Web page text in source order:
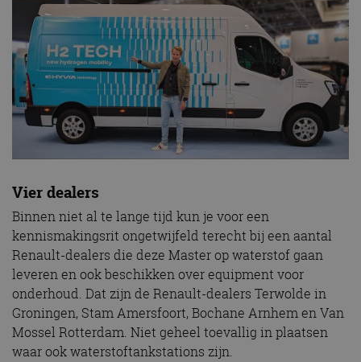
Vier dealers
Binnen niet al te lange tijd kun je voor een
kennismakingsrit ongetwijfeld terecht bij een aantal
Renault-dealers die deze Master op waterstof gaan
leveren en ook beschikken over equipment voor
onderhoud. Dat zijn de Renault-dealers Terwolde in
Groningen, Stam Amersfoort, Bochane Arnhem en Van
Mossel Rotterdam. Niet geheel toevallig in plaatsen
waar ook waterstoftankstations zijn.